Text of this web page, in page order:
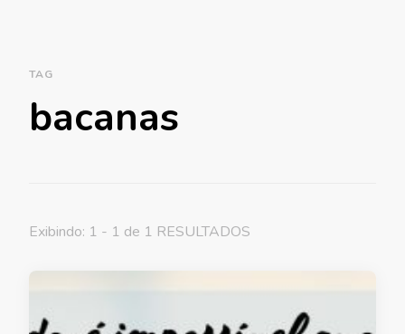
TAG
bacanas
Exibindo: 1 - 1 de 1 RESULTADOS